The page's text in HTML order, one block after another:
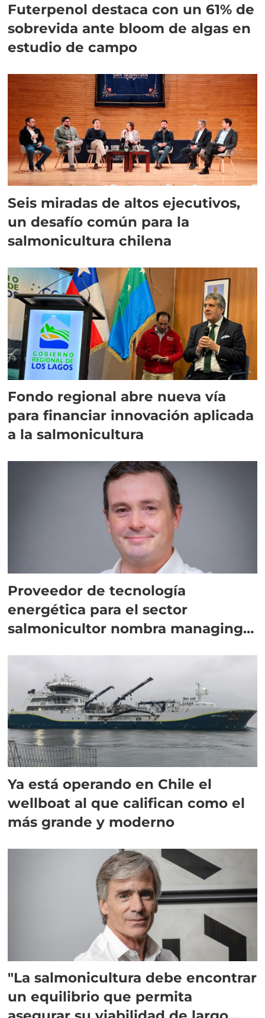
Futerpenol destaca con un 61% de
sobrevida ante bloom de algas en
estudio de campo
Seis miradas de altos ejecutivos,
un desafío común para la
salmonicultura chilena
Fondo regional abre nueva vía
para financiar innovación aplicada
a la salmonicultura
Proveedor de tecnología
energética para el sector
salmonicultor nombra managing
Ya está operando en Chile el
wellboat al que califican como el
más grande y moderno
"La salmonicultura debe encontrar
un equilibrio que permita